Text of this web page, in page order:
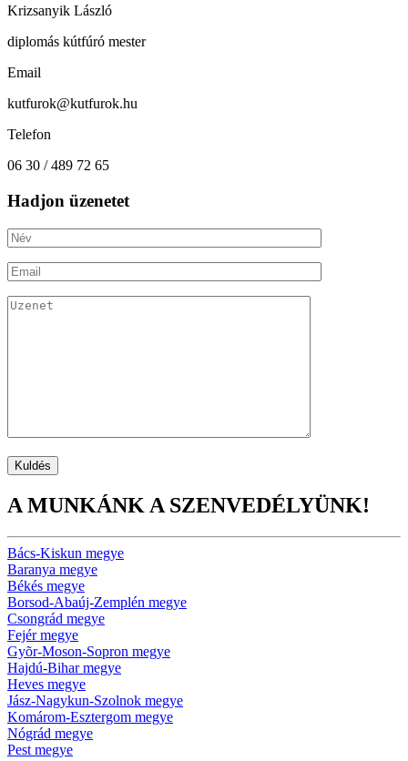
Krizsanyik László
diplomás kútfúró mester
Email
kutfurok@kutfurok.hu
Telefon
06 30 / 489 72 65
Hadjon üzenetet
A MUNKÁNK A SZENVEDÉLYÜNK!
Bács-Kiskun megye
Baranya megye
Békés megye
Borsod-Abaúj-Zemplén megye
Csongrád megye
Fejér megye
Gyõr-Moson-Sopron megye
Hajdú-Bihar megye
Heves megye
Jász-Nagykun-Szolnok megye
Komárom-Esztergom megye
Nógrád megye
Pest megye